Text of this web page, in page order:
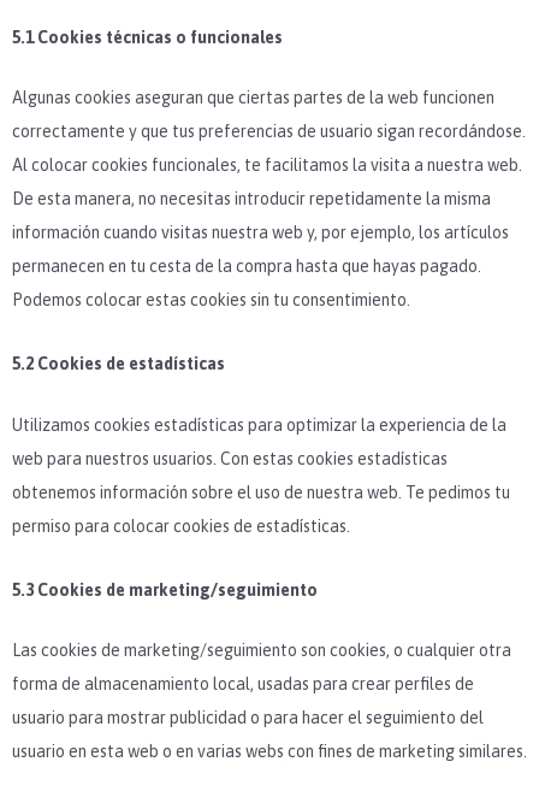
5.1 Cookies técnicas o funcionales
Algunas cookies aseguran que ciertas partes de la web funcionen
correctamente y que tus preferencias de usuario sigan recordándose.
Al colocar cookies funcionales, te facilitamos la visita a nuestra web.
De esta manera, no necesitas introducir repetidamente la misma
información cuando visitas nuestra web y, por ejemplo, los artículos
permanecen en tu cesta de la compra hasta que hayas pagado.
Podemos colocar estas cookies sin tu consentimiento.
5.2 Cookies de estadísticas
Utilizamos cookies estadísticas para optimizar la experiencia de la
web para nuestros usuarios. Con estas cookies estadísticas
obtenemos información sobre el uso de nuestra web. Te pedimos tu
permiso para colocar cookies de estadísticas.
5.3 Cookies de marketing/seguimiento
Las cookies de marketing/seguimiento son cookies, o cualquier otra
forma de almacenamiento local, usadas para crear perfiles de
usuario para mostrar publicidad o para hacer el seguimiento del
usuario en esta web o en varias webs con fines de marketing similares.